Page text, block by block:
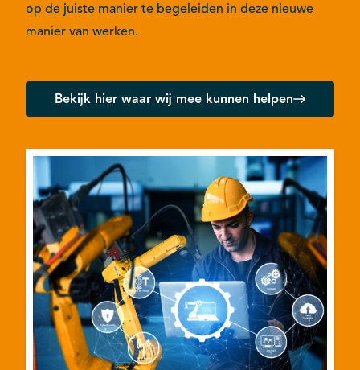
op de juiste manier te begeleiden in deze nieuwe
manier van werken.
Bekijk hier waar wij mee kunnen helpen